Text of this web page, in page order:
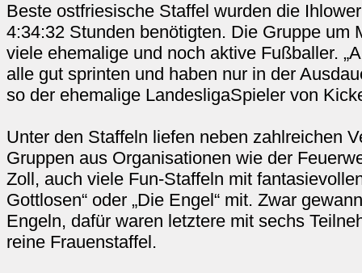
Beste ostfriesische Staffel wurden die
4:34:32 Stunden benötigten. Die Gruppe um
viele ehemalige und noch aktive Fußballer.
alle gut sprinten und haben nur in der
so der ehemalige LandesligaSpieler von
Unter den Staffeln liefen neben zahlreichen
Gruppen aus Organisationen wie der
Zoll, auch viele Fun-Staffeln mit
Gottlosen“ oder „Die Engel“ mit. Zwar
Engeln, dafür waren letztere mit sechs
reine Frauenstaffel.